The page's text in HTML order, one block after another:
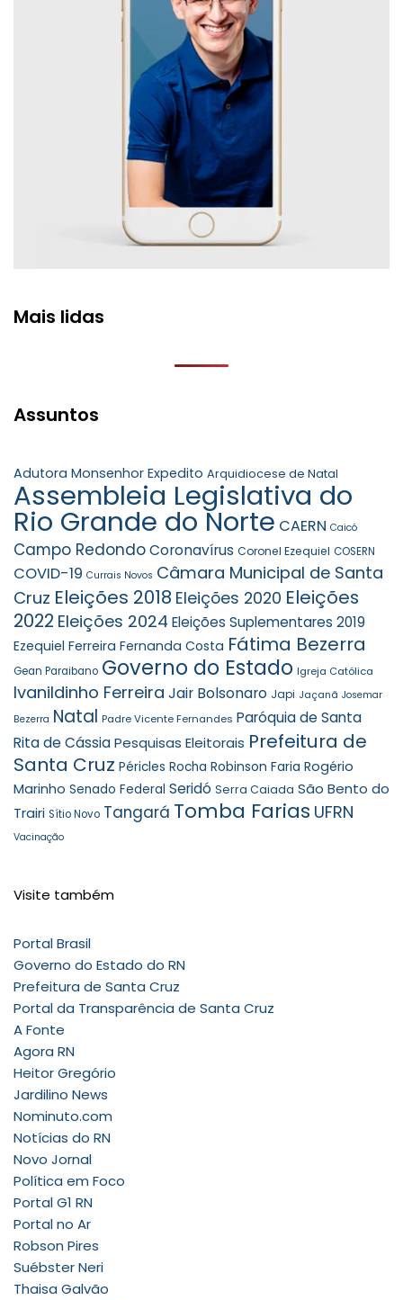
Mais lidas
Assuntos
Adutora Monsenhor Expedito Arquidiocese de Natal
Assembleia Legislativa do
Rio Grande do Norte CAERN Caicó
Campo RedondoCoronavírus Coronel Ezequiel COSERN
COVID-19 Currais Novos Câmara Municipal de Santa
Cruz Eleições 2018 Eleições 2020 Eleições
2022 Eleições 2024 Eleições Suplementares 2019
Ezequiel Ferreira Fernanda Costa Fátima Bezerra
Gean Paraibano Governo do Estado Igreja Católica
Ivanildinho Ferreira Jair Bolsonaro Japi Jaçanã Josemar
Bezerra Natal Padre Vicente Fernandes Paróquia de Santa
Rita de CássiaPesquisas Eleitorais Prefeitura de
Santa Cruz Péricles Rocha Robinson Faria Rogério
Marinho Senado Federal Seridó Serra Caiada São Bento do
Trairi Sítio Novo Tangará Tomba Farias UFRN
Vacinação
Visite também
Portal Brasil
Governo do Estado do RN
Prefeitura de Santa Cruz
Portal da Transparência de Santa Cruz
A Fonte
Agora RN
Heitor Gregório
Jardilino News
Nominuto.com
Notícias do RN
Novo Jornal
Política em Foco
Portal G1 RN
Portal no Ar
Robson Pires
Suébster Neri
Thaisa Galvão